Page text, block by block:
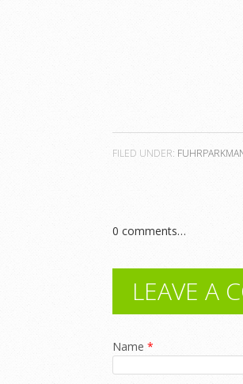
FILED UNDER:
0 comments…
LEAVE A
Name *